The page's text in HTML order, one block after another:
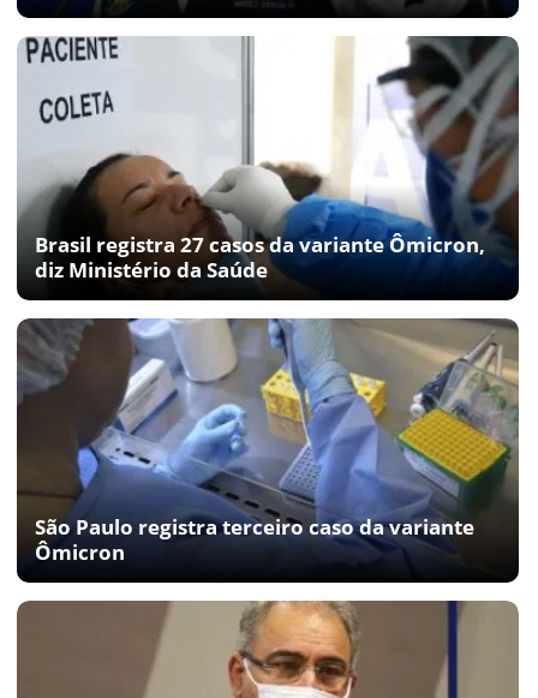
Brasil registra 27 casos da variante Ômicron,
diz Ministério da Saúde
São Paulo registra terceiro caso da variante
Ômicron